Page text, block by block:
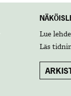
Lue
Läs